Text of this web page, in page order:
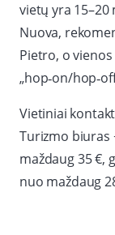
vietų yra
Nuova,
Pietro, o
„hop‑on/
Vietiniai
Turizmo biuras
maždaug 35 €,
nuo maždaug